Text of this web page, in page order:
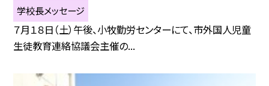
学校長メッセージ
７月１８日（土）午後、小牧勤労センターにて、市外国人児童
生徒教育連絡協議会主催の...